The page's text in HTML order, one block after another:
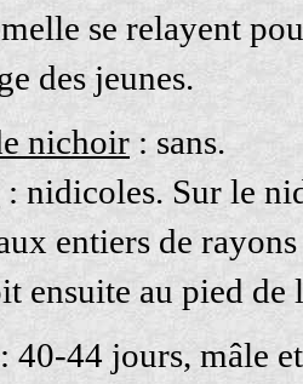
se relayent
des jeunes.
nichoir : sans.
: nidicoles. Sur le
entiers de
ensuite au pied de
: 40-44 jours, mâle